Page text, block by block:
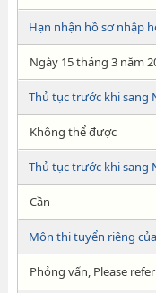
Hạn nhận hồ sơ nhập
Ngày 15 tháng 3 năm
Thủ tục trước khi sang
Không thể được
Thủ tục trước khi sang
Cần
Môn thi tuyển riêng
Phỏng vấn, Please